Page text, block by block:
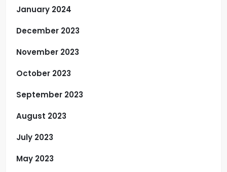
January 2024
December 2023
November 2023
October 2023
September 2023
August 2023
July 2023
May 2023